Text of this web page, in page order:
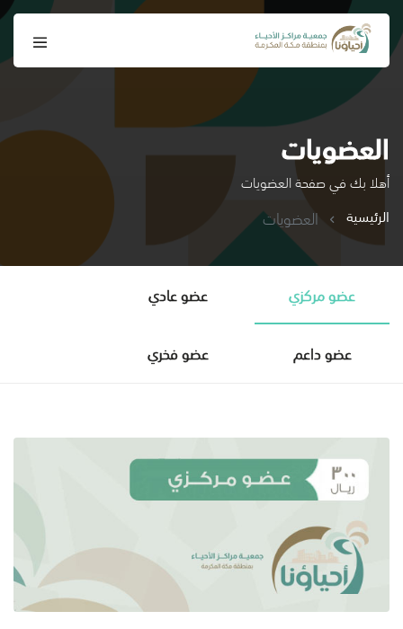
العضويات
أهلا بك في صفحة العضويات
الرئيسية
العضويات
عضو مركزي عضو عادي
عضو داعم عضو فخري